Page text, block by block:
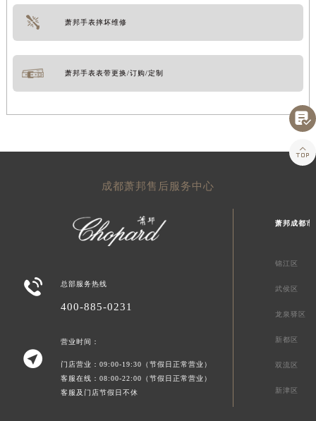
萧邦手表摔坏维修
萧邦手表表带更换/订购/定制
成都萧邦售后服务中心
 总部服务热线
400-885-0231

营业时间：
门店营业：09:00-19:30（节假日正常营业）
客服在线：08:00-22:00（节假日正常营业）
客服及门店节假日不休
萧邦成都市
锦江区
武侯区
龙泉驿区
新都区
双流区
新津区

